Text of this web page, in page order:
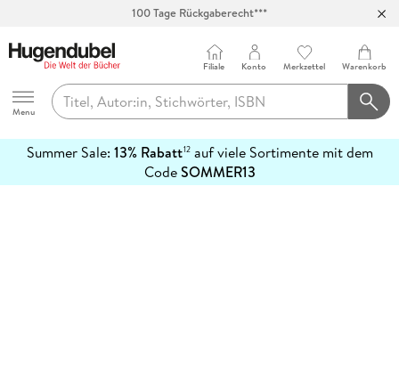
100 Tage Rückgaberecht***
Hugendubel
Menu
Filiale Konto Merkzettel Warenkorb
Summer Sale: 13% Rabatt12auf viele Sortimente mit dem
CodeSOMMER13
erfahren